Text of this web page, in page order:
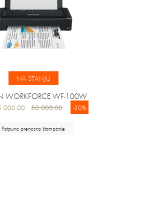
NA STANJU
WORKFORCE WF-100W
000,0050 000,00 -30%
Potpuno prenosno štampanje